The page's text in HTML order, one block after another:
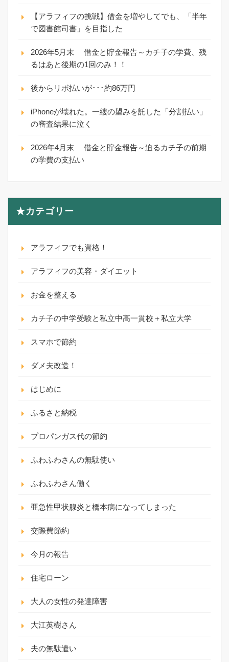
【アラフィフの挑戦】借金を増やしてでも、「半年
で図書館司書」を目指した
2026年5月末 借金と貯金報告～カチ子の学費、残
るはあと後期の1回のみ！！
後からリボ払いが･･･約86万円
iPhoneが壊れた。一縷の望みを託した「分割払い」
の審査結果に泣く
2026年4月末 借金と貯金報告～迫るカチ子の前期
の学費の支払い
★カテゴリー
アラフィフでも資格！
アラフィフの美容・ダイエット
お金を整える
カチ子の中学受験と私立中高一貫校＋私立大学
スマホで節約
ダメ夫改造！
はじめに
ふるさと納税
プロパンガス代の節約
ふわふわさんの無駄使い
ふわふわさん働く
亜急性甲状腺炎と橋本病になってしまった
交際費節約
今月の報告
住宅ローン
大人の女性の発達障害
大江英樹さん
夫の無駄遣い